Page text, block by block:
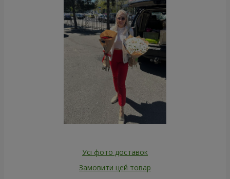
Усі фото доставок
Замовити цей товар